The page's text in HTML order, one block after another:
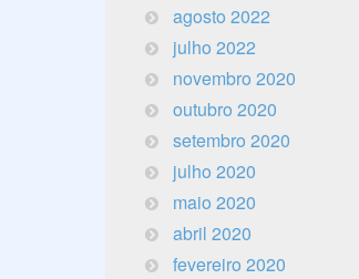
agosto 2022
julho 2022
novembro 2020
outubro 2020
setembro 2020
julho 2020
maio 2020
abril 2020
fevereiro 2020